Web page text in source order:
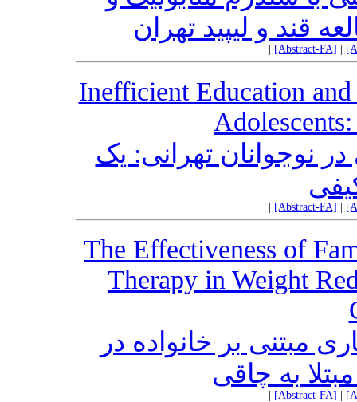
قند و لیپید تهران
[Abstract-FA]
Inefficient Education
نوجوانان تهرانی: یک
[Abstract-FA]
The Effectiveness of
Therapy in Weight
مبتنی بر خانواده در
به چاقی
[Abstract-FA]